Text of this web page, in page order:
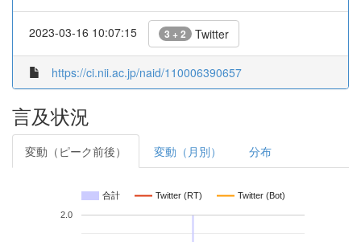
2023-03-16 10:07:15 3 + 2 Twitter
https://ci.nii.ac.jp/naid/110006390657
言及状況
変動（ピーク前後） 変動（月別） 分布
合計 Twitter (RT) Twitter (Bot)
2.0